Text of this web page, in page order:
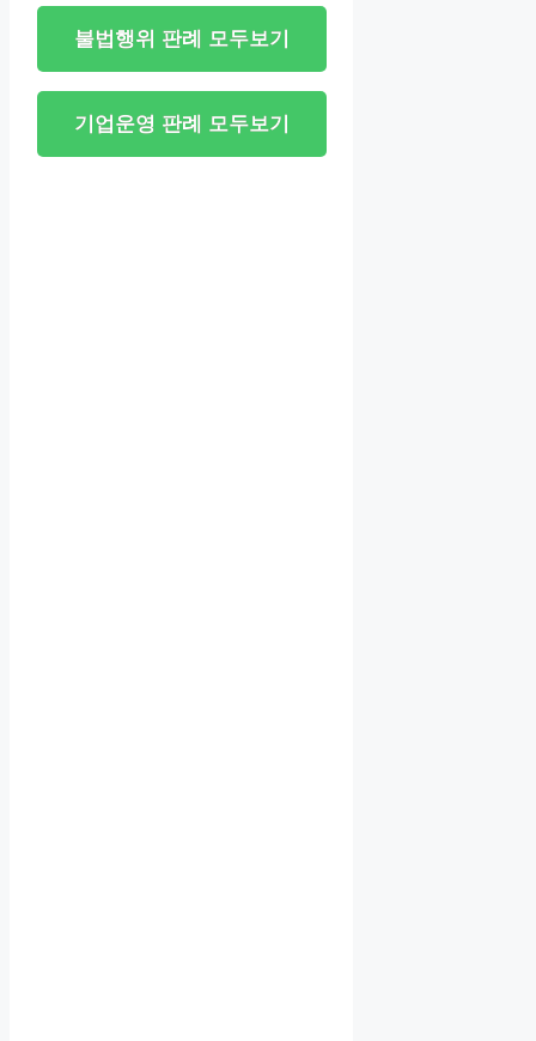
불법행위 판례 모두보기
기업운영 판례 모두보기